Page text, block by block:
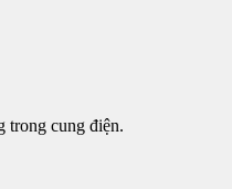
trong cung điện.